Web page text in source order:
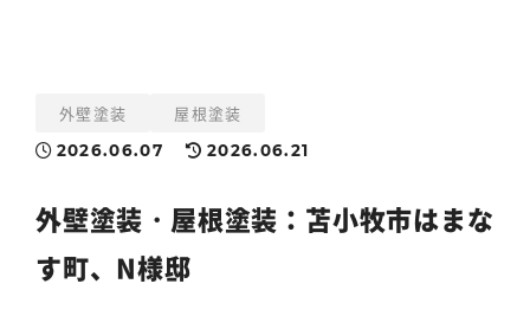
外壁塗装 屋根塗装
2026.06.07 2026.06.21
外壁塗装 ・ 屋根塗装 ：苫小牧市はまな
す町、N様邸